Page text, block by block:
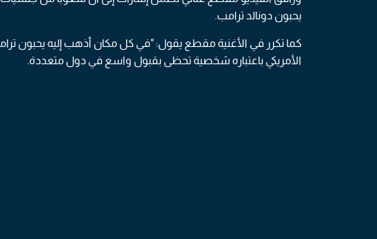
يحبون دونالد ترامب.
كما تكرر في الأغنية مقطع يقول: "في كل مكان أذهب إليه يحبون
الأمريكي باعتباره شخصية تحظى بقبول واسع في دول متعددة.